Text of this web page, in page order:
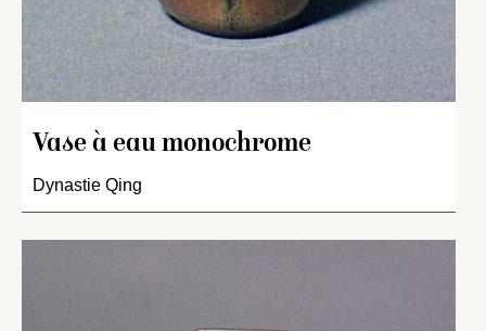
Vase à eau monochrome
Dynastie Qing